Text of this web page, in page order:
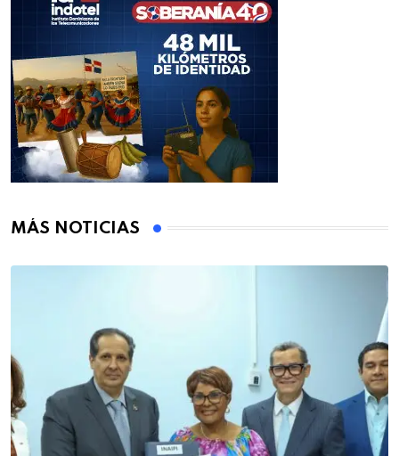
MÁS NOTICIAS